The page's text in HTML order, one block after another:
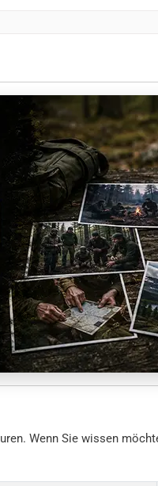
Wenn Sie wissen